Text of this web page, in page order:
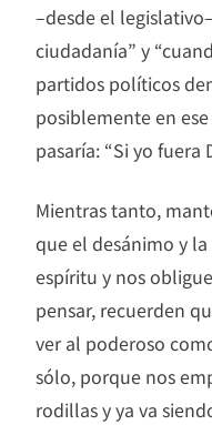
–desde el
ciudadanía” y
partidos políticos
posiblemente en
pasaría: “Si yo fuera
Mientras tanto,
que el desánimo y
espíritu y nos
pensar, recuerden
ver al poderoso
sólo, porque nos
rodillas y ya va